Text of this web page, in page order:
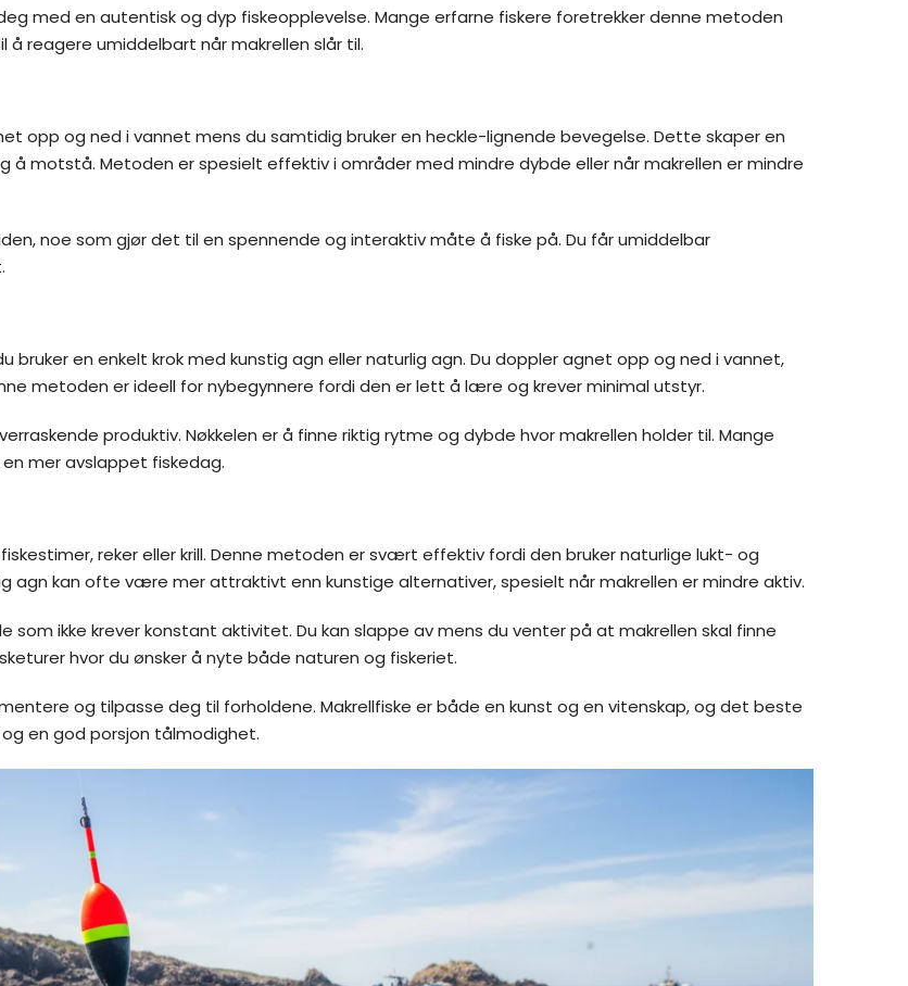
med en autentisk og dyp fiskeopplevelse. Mange erfarne fiskere foretrekker denne metoden
reagere umiddelbart når makrellen slår til.
opp og ned i vannet mens du samtidig bruker en heckle-lignende bevegelse. Dette skaper en
å motstå. Metoden er spesielt effektiv i områder med mindre dybde eller når makrellen er mindre
noe som gjør det til en spennende og interaktiv måte å fiske på. Du får umiddelbar
bruker en enkelt krok med kunstig agn eller naturlig agn. Du doppler agnet opp og ned i vannet,
metoden er ideell for nybegynnere fordi den er lett å lære og krever minimal utstyr.
produktiv. Nøkkelen er å finne riktig rytme og dybde hvor makrellen holder til. Mange
mer avslappet fiskedag.
reker eller krill. Denne metoden er svært effektiv fordi den bruker naturlige lukt- og
agn kan ofte være mer attraktivt enn kunstige alternativer, spesielt når makrellen er mindre aktiv.
ikke krever konstant aktivitet. Du kan slappe av mens du venter på at makrellen skal finne
hvor du ønsker å nyte både naturen og fiskeriet.
og tilpasse deg til forholdene. Makrellfiske er både en kunst og en vitenskap, og det beste
en god porsjon tålmodighet.